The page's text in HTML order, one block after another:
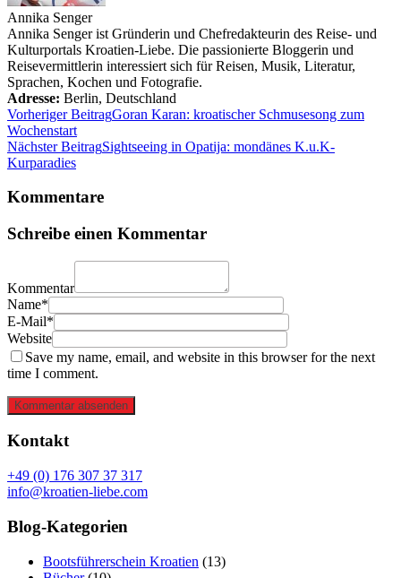
Annika Senger
Annika Senger ist Gründerin und Chefredakteurin des Reise- und
Kulturportals Kroatien-Liebe. Die passionierte Bloggerin und
Reisevermittlerin interessiert sich für Reisen, Musik, Literatur,
Sprachen, Kochen und Fotografie.
Adresse: Berlin, Deutschland
Vorheriger BeitragGoran Karan: kroatischer Schmusesong zum
Wochenstart
Nächster BeitragSightseeing in Opatija: mondänes K.u.K-
Kurparadies
Kommentare
Schreibe einen Kommentar
Kommentar
Name*
E-Mail*
Website
Save my name, email, and website in this browser for the next
time I comment.
Kommentar absenden
Kontakt
+49 (0) 176 307 37 317
info@kroatien-liebe.com
Blog-Kategorien
Bootsführerschein Kroatien (13)